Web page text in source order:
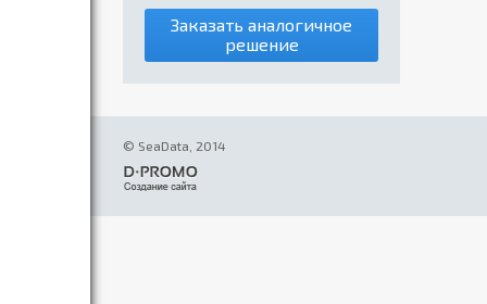
Заказать аналогичное
решение
© SeaData, 2014